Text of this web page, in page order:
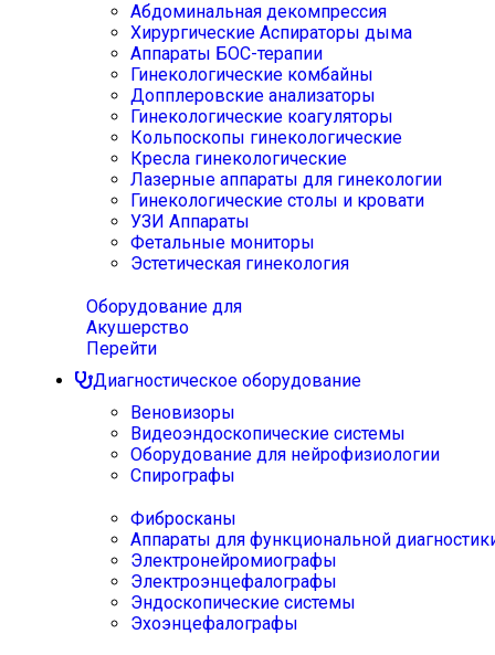
Абдоминальная декомпрессия
Хирургические Аспираторы дыма
Аппараты БОС-терапии
Гинекологические комбайны
Допплеровские анализаторы
Гинекологические коагуляторы
Кольпоскопы гинекологические
Кресла гинекологические
Лазерные аппараты для гинекологии
Гинекологические столы и кровати
УЗИ Аппараты
Фетальные мониторы
Эстетическая гинекология
Оборудование для
Акушерство
Перейти
Диагностическое оборудование
Веновизоры
Видеоэндоскопические системы
Оборудование для нейрофизиологии
Спирографы
Фибросканы
Аппараты для функциональной
Электронейромиографы
Электроэнцефалографы
Эндоскопические системы
Эхоэнцефалографы